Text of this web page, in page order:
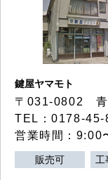
鍵屋ヤマモト
〒031-0802 青
TEL：0178-
営業時間：9:00
販売可 工